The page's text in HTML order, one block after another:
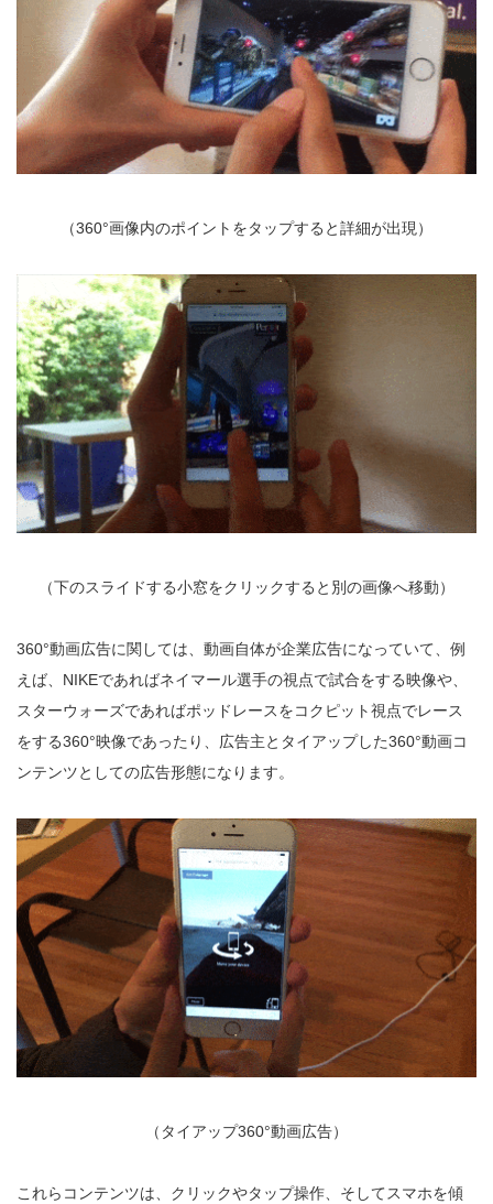
（360°画像内のポイントをタップすると詳細が出現）
（下のスライドする小窓をクリックすると別の画像へ移動）
360°動画広告に関しては、動画自体が企業広告になっていて、例
えば、NIKEであればネイマール選手の視点で試合をする映像や、
スターウォーズであればポッドレースをコクピット視点でレース
をする360°映像であったり、広告主とタイアップした360°動画コ
ンテンツとしての広告形態になります。
（タイアップ360°動画広告）
これらコンテンツは、クリックやタップ操作、そしてスマホを傾